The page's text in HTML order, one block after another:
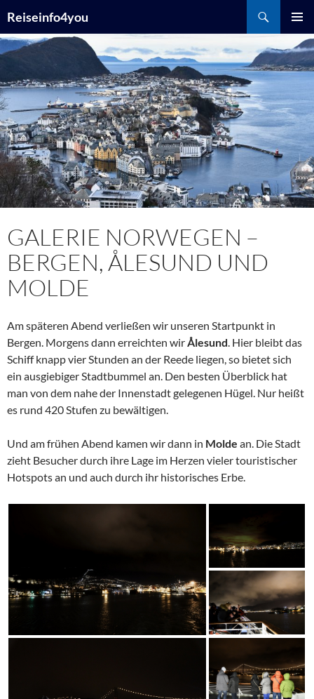
Inhalt
springen
Reiseinfo4you
MENÜ
GALERIE NORWEGEN –
BERGEN, ÅLESUND UND
MOLDE
Am späteren Abend verließen wir unseren Startpunkt in
Bergen. Morgens dann erreichten wirÅlesund. Hier bleibt das
Schiff knapp vier Stunden an der Reede liegen, so bietet sich
ein ausgiebiger Stadtbummel an. Den besten Überblick hat
man von dem nahe der Innenstadt gelegenen Hügel. Nur heißt
es rund 420 Stufen zu bewältigen.
Und am frühen Abend kamen wir dann in Molde an. Die Stadt
zieht Besucher durch ihre Lage im Herzen vieler touristischer
Hotspots an und auch durch ihr historisches Erbe.